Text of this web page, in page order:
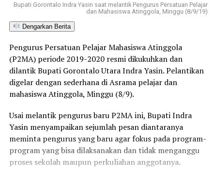
Bupati Gorontalo Indra Yasin saat melantik Pengurus Persatuan Pelajar
dan Mahasiswa Atinggola, Minggu (8/9/19)
Dengarkan Berita
Pengurus Persatuan Pelajar Mahasiswa Atinggola
(P2MA) periode 2019-2020 resmi dikukuhkan dan
dilantik Bupati Gorontalo Utara Indra Yasin. Pelantikan
digelar dengan sederhana di Asrama pelajar dan
mahasiswa Atinggola, Minggu (8/9).
Usai melantik pengurus baru P2MA ini, Bupati Indra
Yasin menyampaikan sejumlah pesan diantaranya
meminta pengurus yang baru agar fokus pada program-
program yang bisa dilaksanakan dan tidak menganggu
proses sekolah maupun perkuliahan anggotanya.